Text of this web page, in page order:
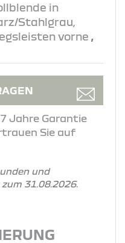
in
Stahlgrau,
vorne ,
und
31.08.2026.